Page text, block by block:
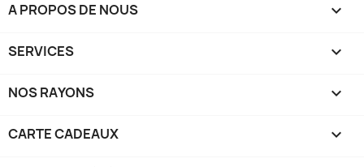
A PROPOS DE NOUS 
SERVICES 
NOS RAYONS 
CARTE CADEAUX 